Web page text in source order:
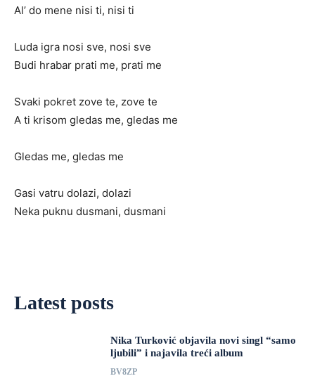
Al’ do mene nisi ti, nisi ti
Luda igra nosi sve, nosi sve
Budi hrabar prati me, prati me
Svaki pokret zove te, zove te
A ti krisom gledas me, gledas me
Gledas me, gledas me
Gasi vatru dolazi, dolazi
Neka puknu dusmani, dusmani
Latest posts
Nika Turković objavila novi singl “samo
ljubili” i najavila treći album
BV8ZP